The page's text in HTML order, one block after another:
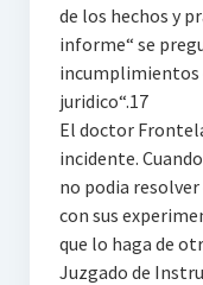
de los hechos y
informe“ se
incumplimientos
juridico“.17
El doctor
incidente.
no podia
con sus
que lo haga de
Juzgado de